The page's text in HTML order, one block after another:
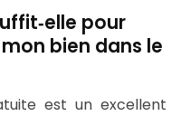
pour
bien dans le
est un excellent